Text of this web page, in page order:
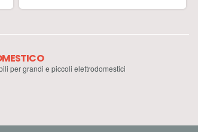
per grandi e piccoli elettrodomestici